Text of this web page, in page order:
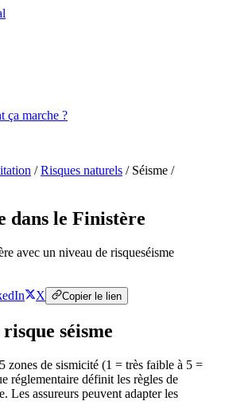
ça marche ?
/Risques naturels / Séisme /
dans le Finistère
avec un niveau de risqueséisme
X Copier le lien
séisme
zones de sismicité (1 = très faible à 5 =
réglementaire définit les règles de
Les assureurs peuvent adapter les